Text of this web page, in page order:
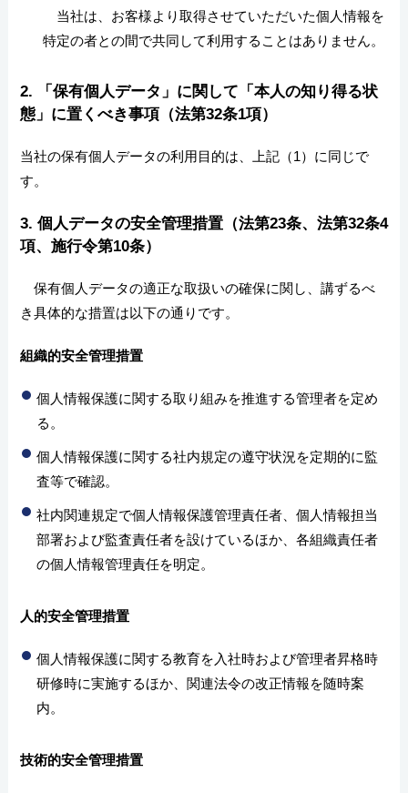
当社は、お客様より取得させていただいた個人情報を
特定の者との間で共同して利用することはありません。
2. 「保有個人データ」に関して「本人の知り得る状
態」に置くべき事項（法第32条1項）
当社の保有個人データの利用目的は、上記（1）に同じで
す。
3. 個人データの安全管理措置（法第23条、法第32条4
項、施行令第10条）
保有個人データの適正な取扱いの確保に関し、講ずるべ
き具体的な措置は以下の通りです。
組織的安全管理措置
個人情報保護に関する取り組みを推進する管理者を定め
る。
個人情報保護に関する社内規定の遵守状況を定期的に監
査等で確認。
社内関連規定で個人情報保護管理責任者、個人情報担当
部署および監査責任者を設けているほか、各組織責任者
の個人情報管理責任を明定。
人的安全管理措置
個人情報保護に関する教育を入社時および管理者昇格時
研修時に実施するほか、関連法令の改正情報を随時案
内。
技術的安全管理措置